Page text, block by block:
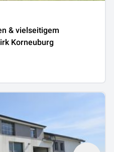
& vielseitigem
Korneuburg